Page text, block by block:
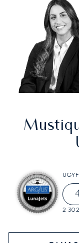
2 302